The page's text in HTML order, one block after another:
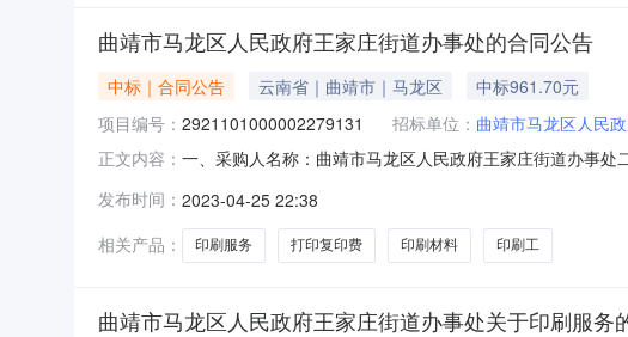
曲靖市马龙区人民政府王家庄街道办事处的合同公告
中标｜合同公告 云南省｜曲靖市｜马龙区
中标961.70元
项目编号： 2921101000002279131 招标单位： 曲靖市马龙区人民
正文内容： 一、采购人名称：曲靖市马龙区人民政府王家庄街道办事
务要求或标的基本概况：七、其它事项：详见附件中的合同
发布时间： 2023-04-25 22:38
相关产品：
印刷服务 打印复印费 印刷材料 印刷工
曲靖市马龙区人民政府王家庄街道办事处关于印刷服务